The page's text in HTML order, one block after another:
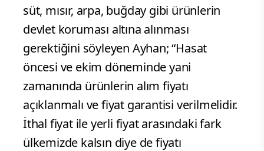
süt, mısır, arpa, buğday gibi ürünlerin
devlet koruması altına alınması
gerektiğini söyleyen Ayhan; “Hasat
öncesi ve ekim döneminde yani
zamanında ürünlerin alım fiyatı
açıklanmalı ve fiyat garantisi verilmelidir.
İthal fiyat ile yerli fiyat arasındaki fark
ülkemizde kalsın diye de fiyatı